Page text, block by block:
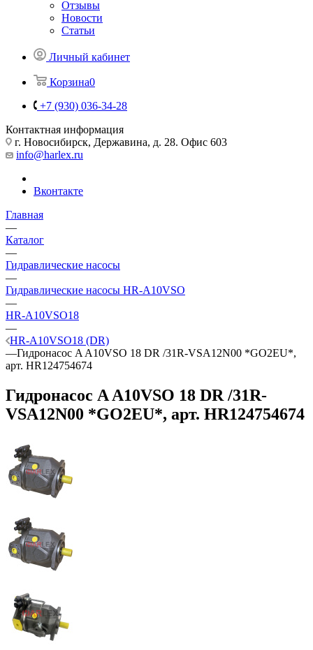
Отзывы
Новости
Статьи
Личный кабинет
Корзина0
+7 (930) 036-34-28
Контактная информация
г. Новосибирск, Державина, д. 28. Офис 603
info@harlex.ru
Вконтакте
Главная
—
Каталог
—
Гидравлические насосы
—
Гидравлические насосы HR-A10VSO
—
HR-A10VSO18
—
HR-A10VSO18 (DR)
—Гидронасос A A10VSO 18 DR /31R-VSA12N00 *GO2EU*,
арт. HR124754674
Гидронасос A A10VSO 18 DR /31R-
VSA12N00 *GO2EU*, арт. HR124754674